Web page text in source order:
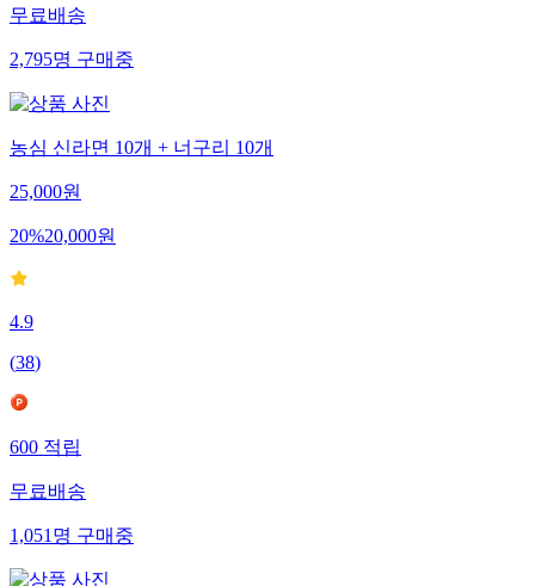
무료배송
2,795명구매중
농심 신라면 10개 + 너구리 10개
25,000원
20%20,000원
4.9
(38)
600적립
무료배송
1,051명구매중